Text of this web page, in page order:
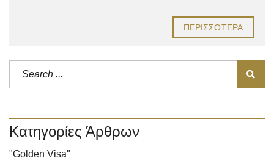
ΠΕΡΙΣΣΌΤΕΡΑ
Κατηγορίες Άρθρων
"Golden Visa"